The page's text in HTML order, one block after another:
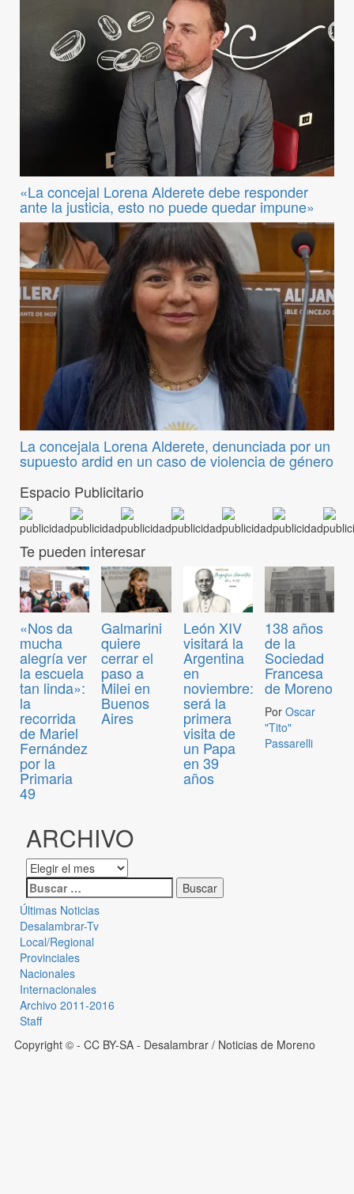
«La concejal Lorena Alderete debe responder
ante la justicia, esto no puede quedar impune»
La concejala Lorena Alderete, denunciada por un
supuesto ardid en un caso de violencia de género
Espacio Publicitario
Te pueden interesar
«Nos da
mucha
alegría ver
la escuela
tan linda»:
la
recorrida
de Mariel
Fernández
por la
Primaria
49
Galmarini
quiere
cerrar el
paso a
Milei en
Buenos
Aires
León XIV
visitará la
Argentina
en
noviembre:
será la
primera
visita de
un Papa
en 39
años
138 años
de la
Sociedad
Francesa
de Moreno
Por Oscar
"Tito"
Passarelli
ARCHIVO
Últimas Noticias
Desalambrar-Tv
Local/Regional
Provinciales
Nacionales
Internacionales
Archivo 2011-2016
Staff
Copyright © - CC BY-SA - Desalambrar / Noticias de Moreno